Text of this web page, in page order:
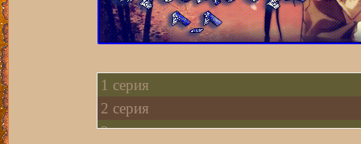
1 серия
2 серия
3 серия